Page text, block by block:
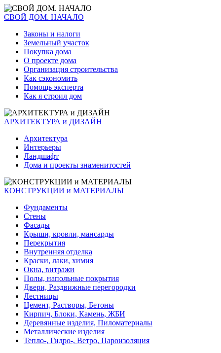
СВОЙ ДОМ. НАЧАЛО
Законы и налоги
Земельный участок
Покупка дома
О проекте дома
Организация строительства
Как сэкономить
Помощь эксперта
Как я строил дом
АРХИТЕКТУРА и ДИЗАЙН
Архитектура
Интерьеры
Ландшафт
Дома и проекты знаменитостей
КОНСТРУКЦИИ и МАТЕРИАЛЫ
Фундаменты
Стены
Фасады
Крыши, кровли, мансарды
Перекрытия
Внутренняя отделка
Краски, лаки, химия
Окна, витражи
Полы, напольные покрытия
Двери, Раздвижные перегородки
Лестницы
Цемент, Растворы, Бетоны
Кирпич, Блоки, Камень, ЖБИ
Деревянные изделия, Пиломатериалы
Металлические изделия
Тепло-, Гидро-, Ветро, Пароизоляция